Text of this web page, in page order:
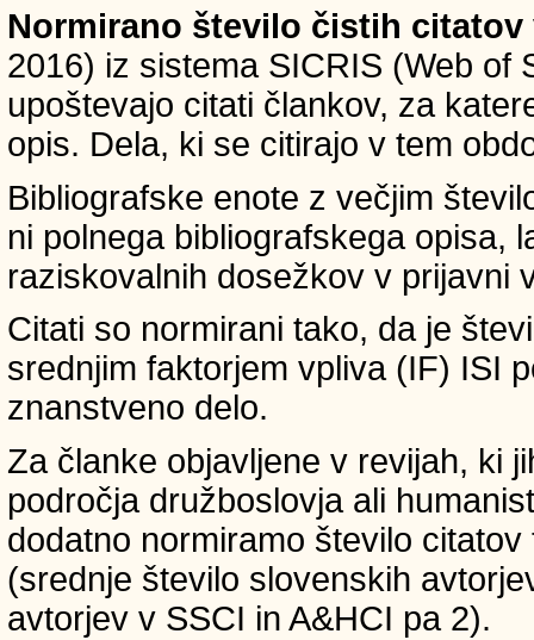
Normirano število čistih citatov
2016) iz sistema SICRIS (Web of
upoštevajo citati člankov, za
opis. Dela, ki se citirajo v tem
Bibliografske enote z večjim
ni polnega bibliografskega opisa,
raziskovalnih dosežkov v prijavni
Citati so normirani tako, da je
srednjim faktorjem vpliva (IF) ISI
znanstveno delo.
Za članke objavljene v revijah, ki
področja družboslovja ali
dodatno normiramo število
(srednje število slovenskih
avtorjev v SSCI in A&HCI pa 2).